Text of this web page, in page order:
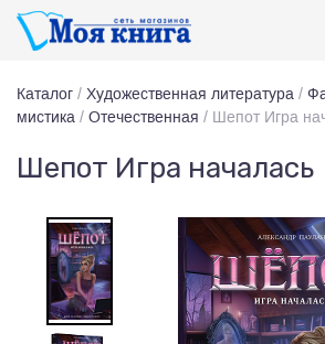
Каталог / Художественная литература /
мистика / Отечественная / Шепот Игра
Шепот Игра началась